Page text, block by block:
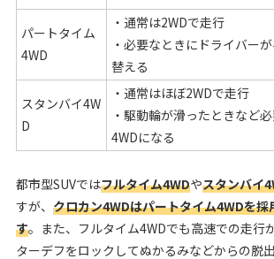
パートタイム
4WD
・通常は2WDで走行
・必要なときにドライバー
替える
スタンバイ4W
D
・通常はほぼ2WDで走行
・駆動輪が滑ったときなど
4WDになる
都市型SUVではフルタイム4WDやスタンバイ
すが、 クロカン4WDはパートタイム4WDを
す。また、フルタイム4WDでも高速での走行
ターデフをロックしてぬかるみなどからの脱